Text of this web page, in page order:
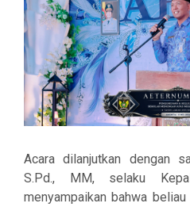
Acara dilanjutkan dengan
S.Pd., MM, selaku
menyampaikan bahwa